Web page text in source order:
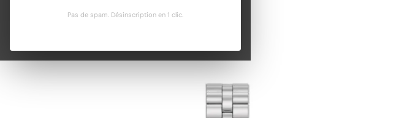
Pas de spam. Désinscription en 1 clic.